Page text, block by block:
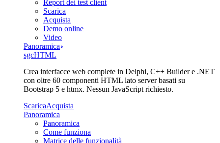
Report dei test client
Scarica
Acquista
Demo online
Video
Panoramica
sgcHTML
Crea interfacce web complete in Delphi, C++ Builder e .NET
con oltre 60 componenti HTML lato server basati su
Bootstrap 5 e htmx. Nessun JavaScript richiesto.
ScaricaAcquista
Panoramica
Panoramica
Come funziona
Matrice delle funzionalità